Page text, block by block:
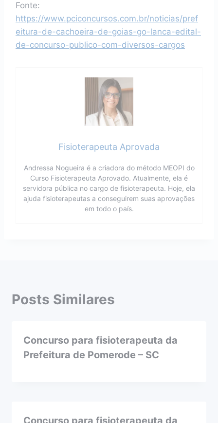
Fonte:
https://www.pciconcursos.com.br/noticias/pref
eitura-de-cachoeira-de-goias-go-lanca-edital-
de-concurso-publico-com-diversos-cargos
Fisioterapeuta Aprovada
Andressa Nogueira é a criadora do método MEOPI do
Curso Fisioterapeuta Aprovado. Atualmente, ela é
servidora pública no cargo de fisioterapeuta. Hoje, ela
ajuda fisioterapeutas a conseguirem suas aprovações
em todo o país.
Posts Similares
Concurso para fisioterapeuta da
Prefeitura de Pomerode – SC
Concurso para fisioterapeuta da